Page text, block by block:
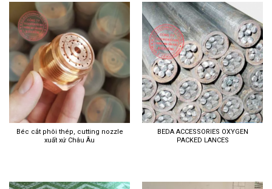
Béc cắt phôi thép, cutting nozzle
xuất xứ Châu Âu
BEDA ACCESSORIES OXYGEN
PACKED LANCES